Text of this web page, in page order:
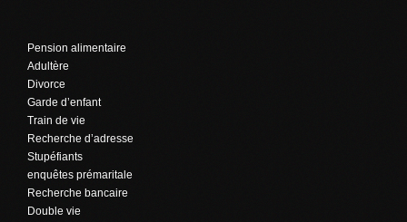
Pension alimentaire
Adultère
Divorce
Garde d’enfant
Train de vie
Recherche d’adresse
Stupéfiants
enquêtes prémaritale
Recherche bancaire
Double vie